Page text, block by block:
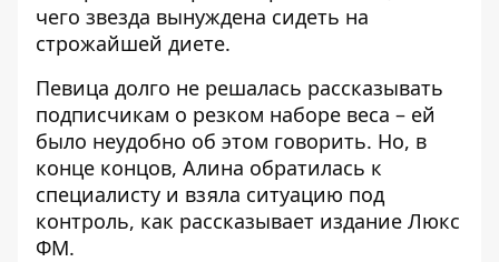
чего звезда вынуждена сидеть на
строжайшей диете.
Певица долго не решалась рассказывать
подписчикам о резком наборе веса – ей
было неудобно об этом говорить. Но, в
конце концов, Алина обратилась к
специалисту и взяла ситуацию под
контроль, как рассказывает издание Люкс
ФМ.